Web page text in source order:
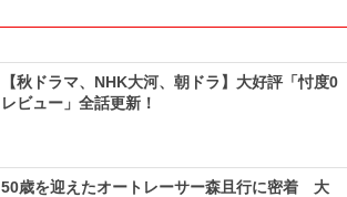
【秋ドラマ、NHK大河、朝ドラ】大好評「忖度0
レビュー」全話更新！
50歳を迎えたオートレーサー森且行に密着 大